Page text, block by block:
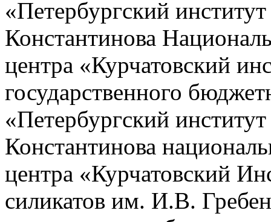
«Петербургский
Константинова
центра «Курчатовский
государственного
«Петербургский
Константинова
центра «Курчатовский
силикатов им. И.В.